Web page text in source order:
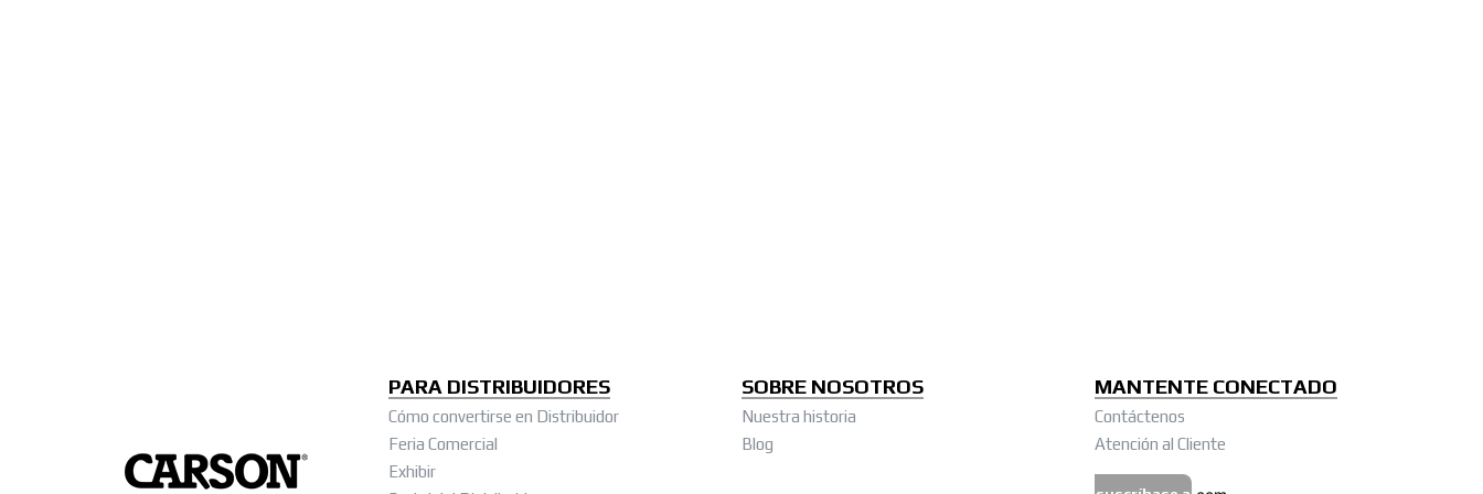
PARA DISTRIBUIDORES
Cómo convertirse en Distribuidor
Feria Comercial
Exhibir
SOBRE NOSOTROS
Nuestra historia
Blog
MANTENTE CONECTADO
Contáctenos
Atención al Cliente